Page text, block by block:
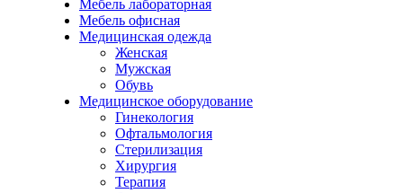
Мебель лабораторная
Мебель офисная
Медицинская одежда
Женская
Мужская
Обувь
Медицинское оборудование
Гинекология
Офтальмология
Стерилизация
Хирургия
Терапия